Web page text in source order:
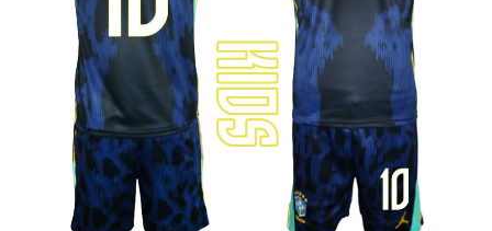
Zaključek nakupa